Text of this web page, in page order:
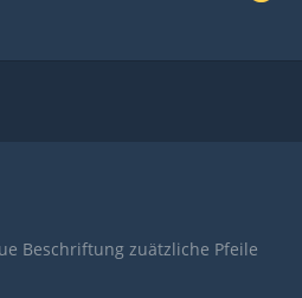
Beschriftung zuätzliche Pfeile